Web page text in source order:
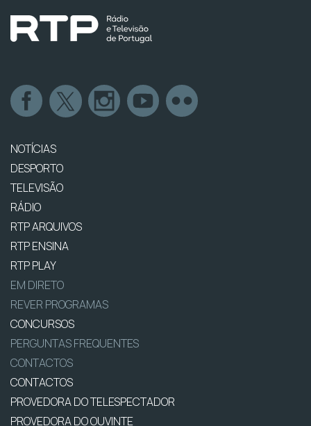
NOTÍCIAS
DESPORTO
TELEVISÃO
RÁDIO
RTP ARQUIVOS
RTP ENSINA
RTP PLAY
EM DIRETO
REVER PROGRAMAS
CONCURSOS
PERGUNTAS FREQUENTES
CONTACTOS
CONTACTOS
PROVEDORA DO TELESPECTADOR
PROVEDORA DO OUVINTE